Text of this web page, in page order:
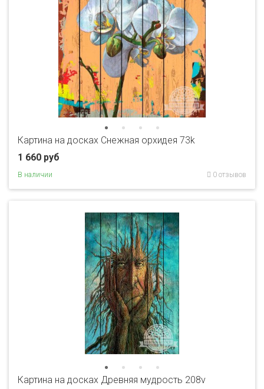
Картина на досках Снежная орхидея 73k
1 660 руб
В наличии 0 отзывов
Картина на досках Древняя мудрость 208v